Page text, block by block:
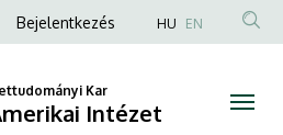
Anonim
fiók
menüje
Bejelentkezés HU EN
Kar
Intézet